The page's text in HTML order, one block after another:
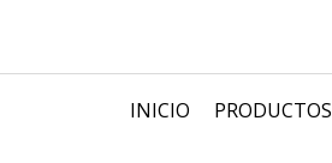
INICIO PRODUCTOS